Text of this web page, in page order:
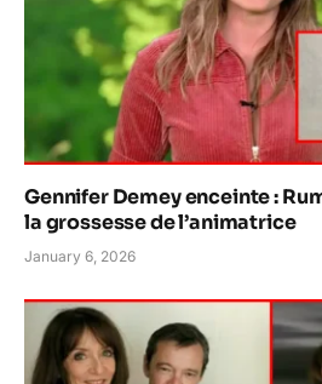
Gennifer Demey enceinte :
la grossesse de l’animatrice
January 6, 2026